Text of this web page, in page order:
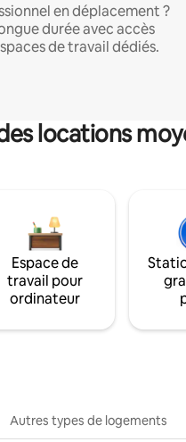
en déplacement ?
durée avec accès
de travail dédiés.
locations
Espace de
travail pour
ordinateur
Autres types de logements